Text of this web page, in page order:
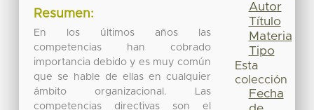
Resumen:
En los últimos años las
competencias han cobrado
importancia debido y es muy común
que se hable de ellas en cualquier
ámbito organizacional. Las
competencias directivas son el
Autor
Título
Materia
Tipo
Esta
colección
Fecha